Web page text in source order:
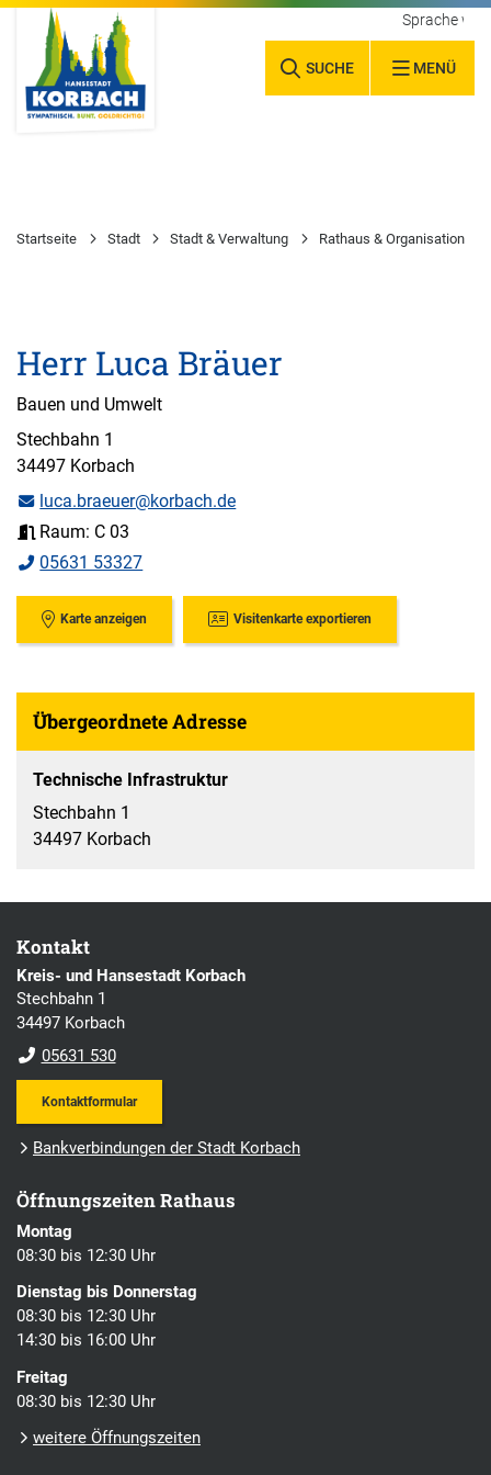
SUCHE MENÜ
Sprache
Startseite Stadt Stadt & Verwaltung Rathaus & Organisation
Herr Luca Bräuer
Bauen und Umwelt
Stechbahn 1
34497 Korbach
luca.braeuer@korbach.de
Raum: C 03
05631 53327
Karte anzeigen Visitenkarte exportieren
Übergeordnete Adresse
Technische Infrastruktur
Stechbahn 1
34497 Korbach
Kontakt
Kreis- und Hansestadt Korbach
Stechbahn 1
34497 Korbach
05631 530
Kontaktformular
Bankverbindungen der Stadt Korbach
Öffnungszeiten Rathaus
Montag
08:30 bis 12:30 Uhr
Dienstag bis Donnerstag
08:30 bis 12:30 Uhr
14:30 bis 16:00 Uhr
Freitag
08:30 bis 12:30 Uhr
weitere Öffnungszeiten